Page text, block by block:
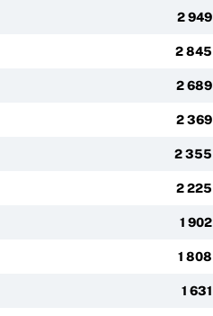
2 949
2 845
2 689
2 369
2 355
2 225
1 902
1 808
1 631